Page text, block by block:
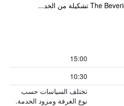
15:00
10:30
تختلف السياسات حسب
نوع الغرفة ومزود الخدمة.